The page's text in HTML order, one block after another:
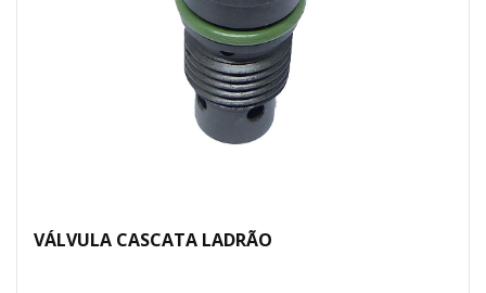
VÁLVULA CASCATA LADRÃO